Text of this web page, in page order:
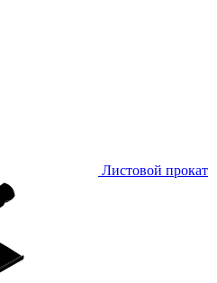
Листовой прокат